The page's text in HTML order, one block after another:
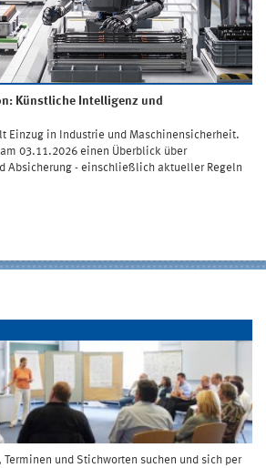
Künstliche Intelligenz und
Einzug in Industrie und Maschinensicherheit.
03.11.2026 einen Überblick über
Absicherung - einschließlich aktueller Regeln
und Stichworten suchen und sich per